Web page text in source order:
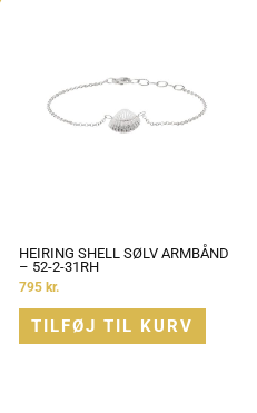
HEIRING SHELL SØLV ARMBÅND
– 52-2-31RH
795 kr.
TILFØJ TIL KURV